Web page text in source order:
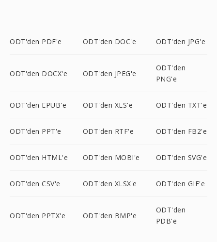
ODT'den PDF'e ODT'den DOC'e ODT'den JPG'e
ODT'den DOCX'e ODT'den JPEG'e
ODT'den
PNG'e
ODT'den EPUB'e ODT'den XLS'e ODT'den TXT'e
ODT'den PPT'e ODT'den RTF'e ODT'den FB2'e
ODT'den HTML'e ODT'den MOBI'e ODT'den SVG'e
ODT'den CSV'e ODT'den XLSX'e ODT'den GIF'e
ODT'den PPTX'e ODT'den BMP'e
ODT'den
PDB'e